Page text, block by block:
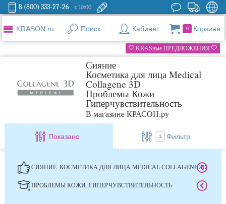
8 (800) 333-27-26 с 10:00
KRASON.ru Поиск Кабинет 0 Корзина
KRASные ПРЕДЛОЖЕНИЯ
Сияние
Косметика для лица Medical
Collagene 3D
Проблемы Кожи
Гиперчувствительность
В магазине КРАСОН.ру
Показано 1 Фильтр
СИЯНИЕ. КОСМЕТИКА ДЛЯ ЛИЦА MEDICAL COLLAGENE 3D
ПРОБЛЕМЫ КОЖИ. ГИПЕРЧУВСТВИТЕЛЬНОСТЬ